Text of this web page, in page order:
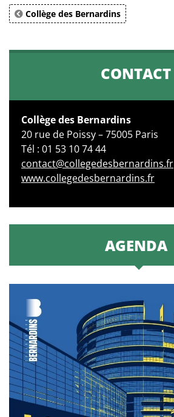
Collège des Bernardins
CONTACT
Collège des Bernardins
20 rue de Poissy – 75005 Paris
Tél : 01 53 10 74 44
contact@collegedesbernardins.fr
www.collegedesbernardins.fr
AGENDA